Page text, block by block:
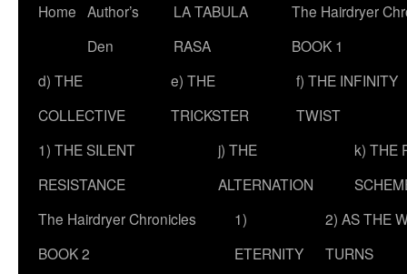
Skip
content
Home Author’s
Den
LA TABULA
RASA
The Hairdryer
BOOK 1
d) THE
COLLECTIVE
e) THE
TRICKSTER
f) THE INFINITY
TWIST
1) THE SILENT
RESISTANCE
j) THE
ALTERNATION
k) THE
The Hairdryer Chronicles
BOOK 2
1)
ETERNITY
2) AS THE
TURNS